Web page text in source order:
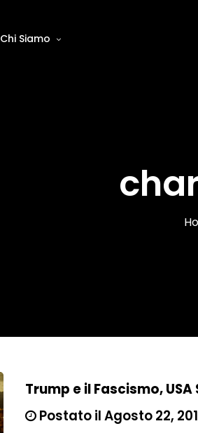
Chi Siamo
Trump e il Fascismo, USA
Postato il Agosto 22,